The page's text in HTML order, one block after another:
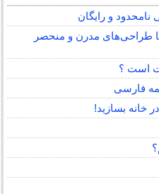
طراحی‌های مدرن و منحصر
است ؟
فارسی
خانه بسازید!